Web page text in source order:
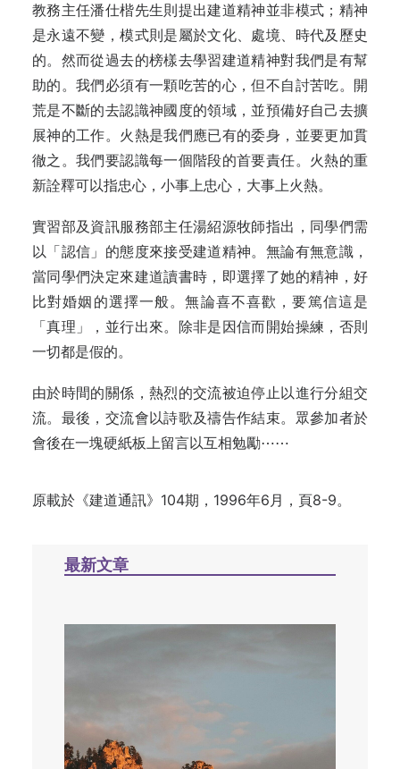
教務主任潘仕楷先生則提出建道精神並非模式；精神
是永遠不變，模式則是屬於文化、處境、時代及歷史
的。然而從過去的榜樣去學習建道精神對我們是有幫
助的。我們必須有一顆吃苦的心，但不自討苦吃。開
荒是不斷的去認識神國度的領域，並預備好自己去擴
展神的工作。火熱是我們應已有的委身，並要更加貫
徹之。我們要認識每一個階段的首要責任。火熱的重
新詮釋可以指忠心，小事上忠心，大事上火熱。
實習部及資訊服務部主任湯紹源牧師指出，同學們需
以「認信」的態度來接受建道精神。無論有無意識，
當同學們決定來建道讀書時，即選擇了她的精神，好
比對婚姻的選擇一般。無論喜不喜歡，要篤信這是
「真理」，並行出來。除非是因信而開始操練，否則
一切都是假的。
由於時間的關係，熱烈的交流被迫停止以進行分組交
流。最後，交流會以詩歌及禱告作結束。眾參加者於
會後在一塊硬紙板上留言以互相勉勵⋯⋯
原載於《建道通訊》104期，1996年6月，頁8-9。
最新文章